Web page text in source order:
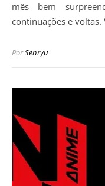
mês bem
continuações e voltas.
PorSenryu